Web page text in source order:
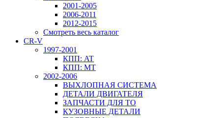
2001-2005
2006-2011
2012-2015
Смотреть весь каталог
CR-V
1997-2001
КПП: AT
КПП: MT
2002-2006
ВЫХЛОПНАЯ СИСТЕМА
ДЕТАЛИ ДВИГАТЕЛЯ
ЗАПЧАСТИ ДЛЯ ТО
КУЗОВНЫЕ ДЕТАЛИ